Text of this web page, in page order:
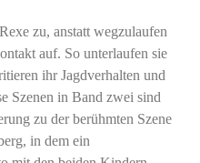
zu, anstatt wegzulaufen
auf. So unterlaufen sie
ihr Jagdverhalten und
Szenen in Band zwei sind
zu der berühmten Szene
in dem ein